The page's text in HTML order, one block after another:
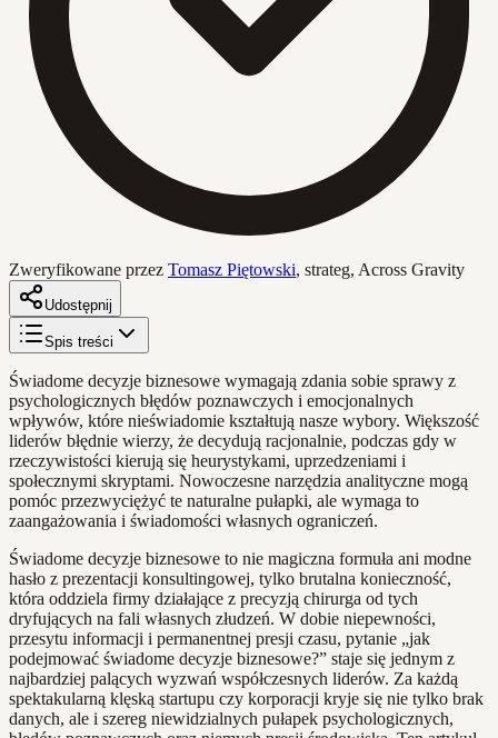
Zweryfikowane przez Tomasz Piętowski, strateg, Across Gravity
Udostępnij
Spis treści
Świadome decyzje biznesowe wymagają zdania sobie sprawy z
psychologicznych błędów poznawczych i emocjonalnych
wpływów, które nieświadomie kształtują nasze wybory. Większość
liderów błędnie wierzy, że decydują racjonalnie, podczas gdy w
rzeczywistości kierują się heurystykami, uprzedzeniami i
społecznymi skryptami. Nowoczesne narzędzia analityczne mogą
pomóc przezwyciężyć te naturalne pułapki, ale wymaga to
zaangażowania i świadomości własnych ograniczeń.
Świadome decyzje biznesowe to nie magiczna formuła ani modne
hasło z prezentacji konsultingowej, tylko brutalna konieczność,
która oddziela firmy działające z precyzją chirurga od tych
dryfujących na fali własnych złudzeń. W dobie niepewności,
przesytu informacji i permanentnej presji czasu, pytanie „jak
podejmować świadome decyzje biznesowe?” staje się jednym z
najbardziej palących wyzwań współczesnych liderów. Za każdą
spektakularną klęską startupu czy korporacji kryje się nie tylko brak
danych, ale i szereg niewidzialnych pułapek psychologicznych,